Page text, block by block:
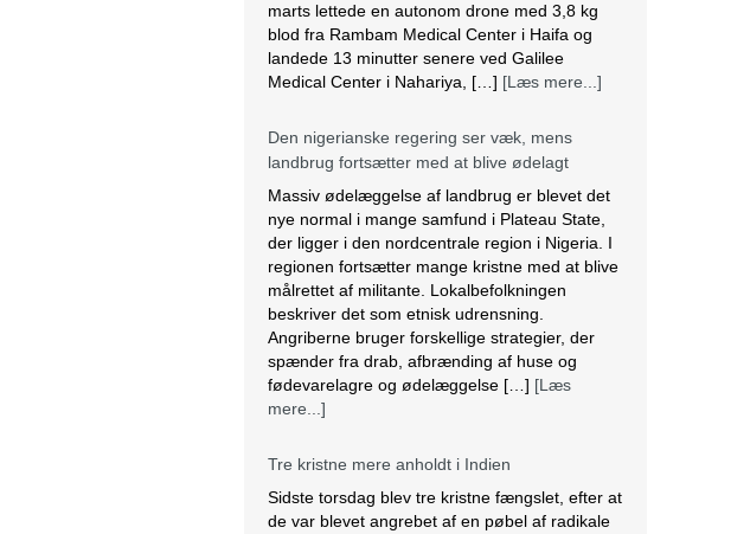
marts lettede en autonom drone med 3,8 kg
blod fra Rambam Medical Center i Haifa og
landede 13 minutter senere ved Galilee
Medical Center i Nahariya, […] [Læs mere...]
Den nigerianske regering ser væk, mens
landbrug fortsætter med at blive ødelagt
Massiv ødelæggelse af landbrug er blevet det
nye normal i mange samfund i Plateau State,
der ligger i den nordcentrale region i Nigeria. I
regionen fortsætter mange kristne med at blive
målrettet af militante. Lokalbefolkningen
beskriver det som etnisk udrensning.
Angriberne bruger forskellige strategier, der
spænder fra drab, afbrænding af huse og
fødevarelagre og ødelæggelse […] [Læs
mere...]
Tre kristne mere anholdt i Indien
Sidste torsdag blev tre kristne fængslet, efter at
de var blevet angrebet af en pøbel af radikale